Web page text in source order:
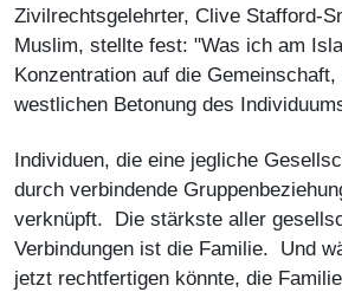
Zivilrechtsgelehrter, Clive Stafford-
Muslim, stellte fest: "Was ich am
Konzentration auf die
westlichen Betonung des
Individuen, die eine jegliche
durch verbindende
verknüpft. Die stärkste aller
Verbindungen ist die Familie. Und
jetzt rechtfertigen könnte, die